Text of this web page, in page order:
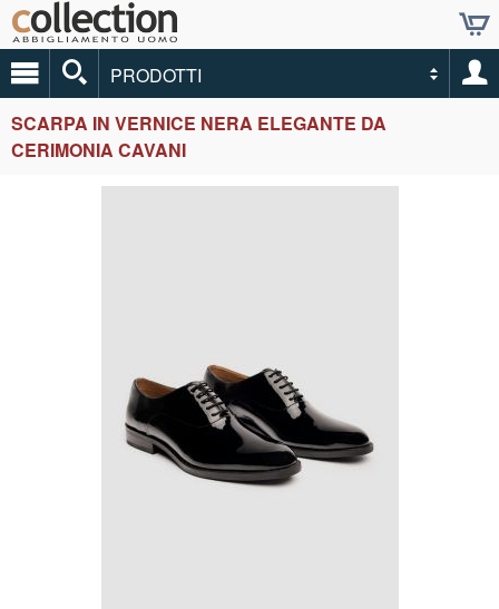
PRODOTTI
SCARPA IN VERNICE NERA ELEGANTE DA
CERIMONIA CAVANI